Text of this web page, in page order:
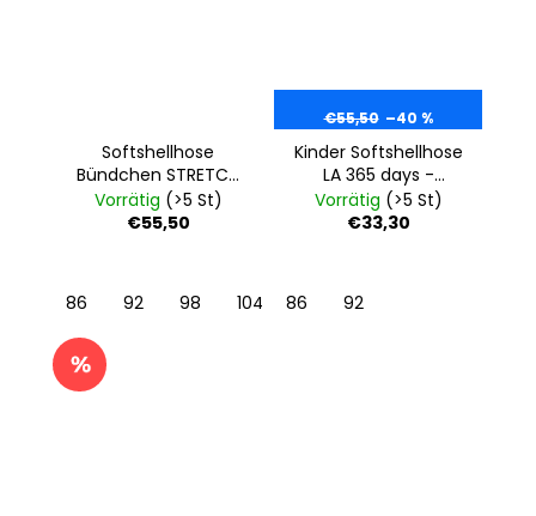
Softshellhose
Bündchen STRETCH
- schwarz
Vorrätig (>5 St)
€55,50
86 92 98 104 110 116
€55,50 –40 %
Kinder Softshellhose
LA 365 days -
schwarz
Vorrätig (>5 St)
€33,30
86 92